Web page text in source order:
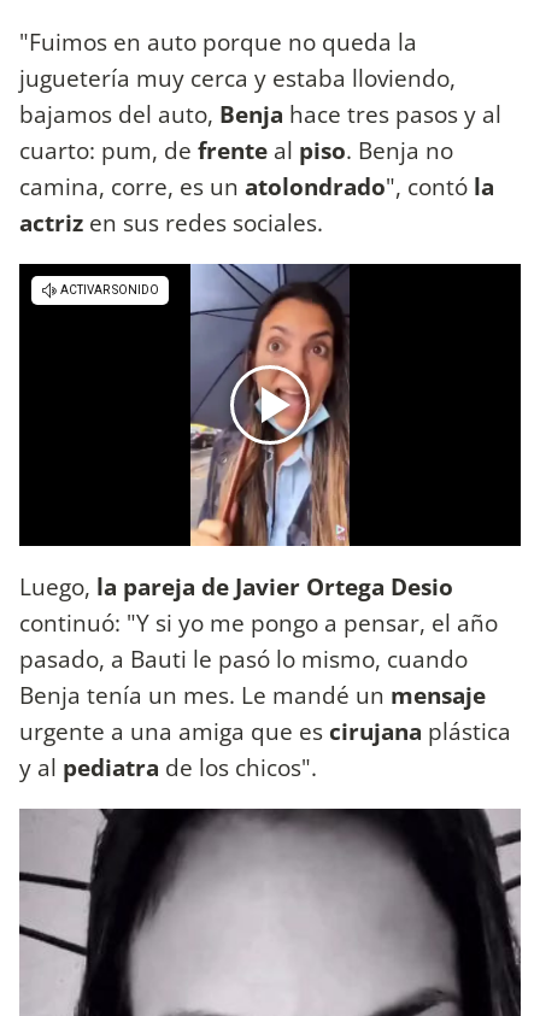
"Fuimos en auto porque no queda la
juguetería muy cerca y estaba lloviendo,
bajamos del auto, Benja hace tres pasos y al
cuarto: pum, de frente al piso. Benja no
camina, corre, es un atolondrado", contó la
actriz en sus redes sociales.
Luego, la pareja de Javier Ortega Desio
continuó: "Y si yo me pongo a pensar, el año
pasado, a Bauti le pasó lo mismo, cuando
Benja tenía un mes. Le mandé un mensaje
urgente a una amiga que es cirujana plástica
y al pediatra de los chicos".